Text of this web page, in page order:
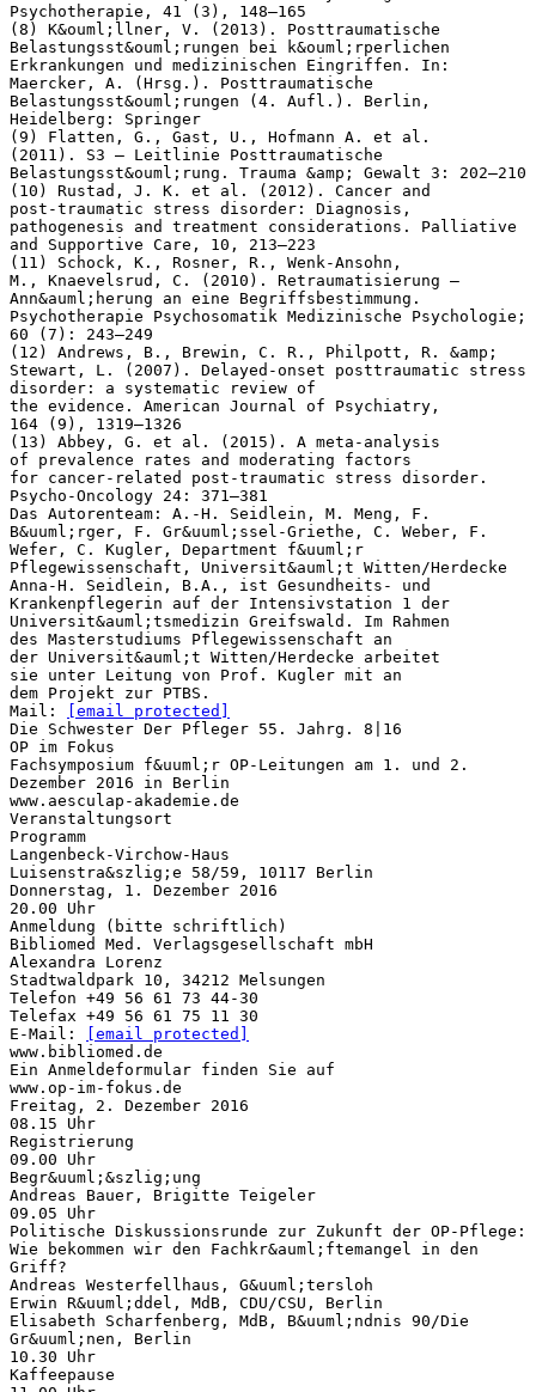
[email protected]
Die Schwester Der Pfleger 55. Jahrg. 8|16
OP im Fokus
Fachsymposium f&uuml;r OP-Leitungen am 1. und 2.
Dezember 2016 in Berlin
www.aesculap-akademie.de
Veranstaltungsort
Programm
Langenbeck-Virchow-Haus
Luisenstra&szlig;e 58/59, 10117 Berlin
Donnerstag, 1. Dezember 2016
20.00 Uhr
Anmeldung (bitte schriftlich)
Bibliomed Med. Verlagsgesellschaft mbH
Alexandra Lorenz
Stadtwaldpark 10, 34212 Melsungen
Telefon +49 56 61 73 44-30
Telefax +49 56 61 75 11 30
E-Mail:
[email protected]
www.bibliomed.de
Ein Anmeldeformular finden Sie auf
www.op-im-fokus.de
Freitag, 2. Dezember 2016
08.15 Uhr
Registrierung
09.00 Uhr
Begr&uuml;&szlig;ung
Andreas Bauer, Brigitte Teigeler
09.05 Uhr
Politische Diskussionsrunde zur Zukunft der OP-Pflege:
Wie bekommen wir den Fachkr&auml;ftemangel in den
Griff?
Andreas Westerfellhaus, G&uuml;tersloh
Erwin R&uuml;ddel, MdB, CDU/CSU, Berlin
Elisabeth Scharfenberg, MdB, B&uuml;ndnis 90/Die
Gr&uuml;nen, Berlin
10.30 Uhr
Kaffeepause